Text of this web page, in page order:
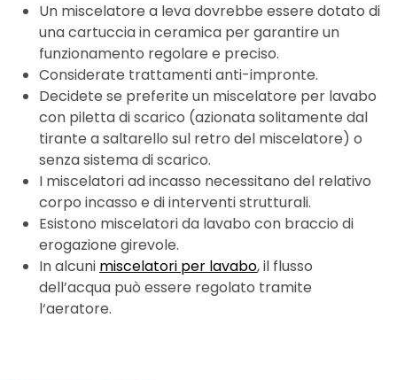
Un miscelatore a leva dovrebbe essere dotato di
una cartuccia in ceramica per garantire un
funzionamento regolare e preciso.
Considerate trattamenti anti-impronte.
Decidete se preferite un miscelatore per lavabo
con piletta di scarico (azionata solitamente dal
tirante a saltarello sul retro del miscelatore) o
senza sistema di scarico.
I miscelatori ad incasso necessitano del relativo
corpo incasso e di interventi strutturali.
Esistono miscelatori da lavabo con braccio di
erogazione girevole.
In alcuni miscelatori per lavabo, il flusso
dell’acqua può essere regolato tramite
l‘aeratore.